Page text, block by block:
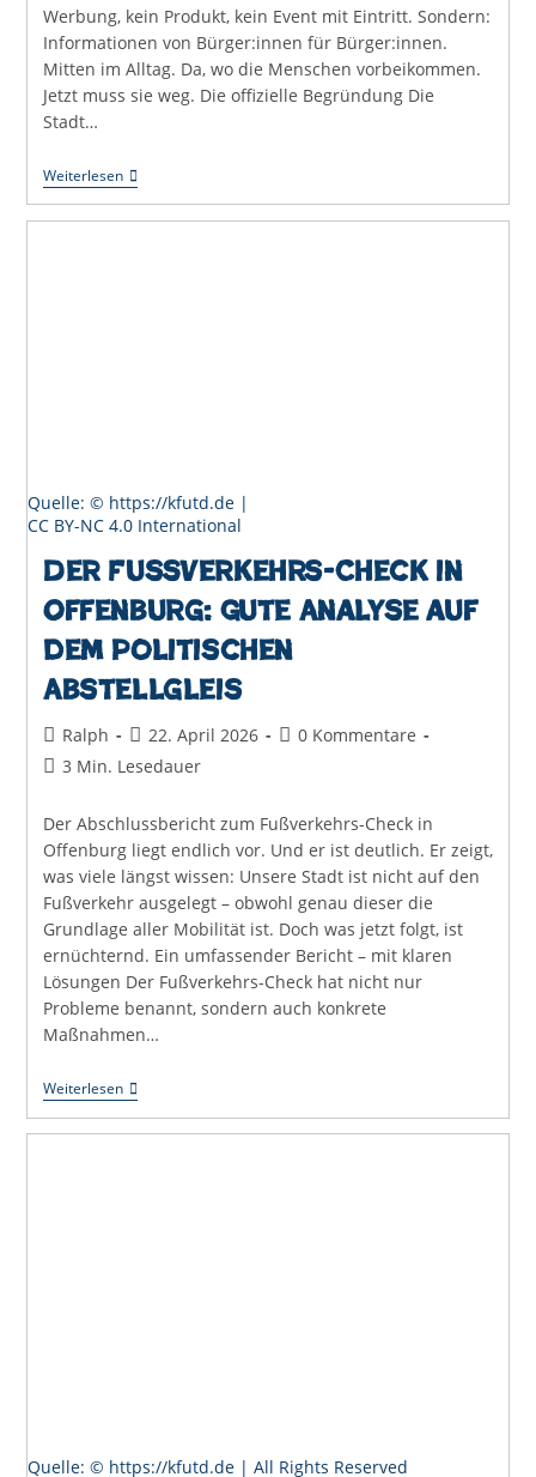
Werbung, kein Produkt, kein Event mit Eintritt. Sondern:
Informationen von Bürger:innen für Bürger:innen.
Mitten im Alltag. Da, wo die Menschen vorbeikommen.
Jetzt muss sie weg. Die offizielle Begründung Die
Stadt…
WeiterlesenWenn
Bürgerinfo
Quelle: © https://kfutd.de |
CC BY-NC 4.0 International
Der Fußverkehrs-Check in
Offenburg: Gute Analyse auf
dem politischen
Abstellgleis
Beitrags-
Autor:
Ralph
Beitrag
veröffentlicht:
22. April 2026
Beitrags-
0 Kommentare
Lesedauer:
3 Min. Lesedauer
Der Abschlussbericht zum Fußverkehrs-Check in
Offenburg liegt endlich vor. Und er ist deutlich. Er zeigt,
was viele längst wissen: Unsere Stadt ist nicht auf den
Fußverkehr ausgelegt – obwohl genau dieser die
Grundlage aller Mobilität ist. Doch was jetzt folgt, ist
ernüchternd. Ein umfassender Bericht – mit klaren
Lösungen Der Fußverkehrs-Check hat nicht nur
Probleme benannt, sondern auch konkrete
Maßnahmen…
WeiterlesenDer
Fußverkehrs-
Quelle: © https://kfutd.de | All Rights Reserved